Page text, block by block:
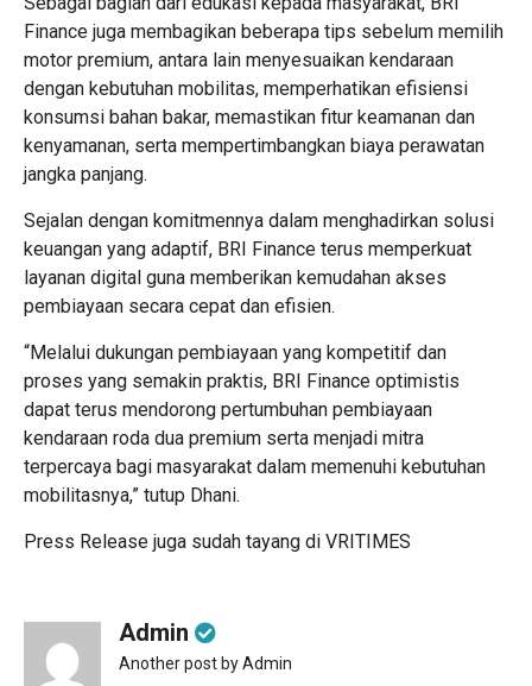
Finance juga membagikan beberapa tips sebelum memilih
motor premium, antara lain menyesuaikan kendaraan
dengan kebutuhan mobilitas, memperhatikan efisiensi
konsumsi bahan bakar, memastikan fitur keamanan dan
kenyamanan, serta mempertimbangkan biaya perawatan
jangka panjang.
Sejalan dengan komitmennya dalam menghadirkan solusi
keuangan yang adaptif, BRI Finance terus memperkuat
layanan digital guna memberikan kemudahan akses
pembiayaan secara cepat dan efisien.
“Melalui dukungan pembiayaan yang kompetitif dan
proses yang semakin praktis, BRI Finance optimistis
dapat terus mendorong pertumbuhan pembiayaan
kendaraan roda dua premium serta menjadi mitra
terpercaya bagi masyarakat dalam memenuhi kebutuhan
mobilitasnya,” tutup Dhani.
Press Release juga sudah tayang di VRITIMES
Admin
Another post by Admin